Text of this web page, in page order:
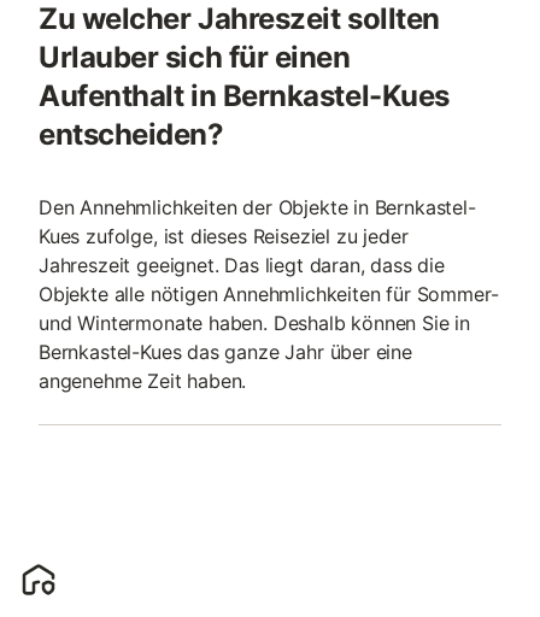
Zu welcher Jahreszeit sollten
Urlauber sich für einen
Aufenthalt in Bernkastel-Kues
entscheiden?
Den Annehmlichkeiten der Objekte in Bernkastel-
Kues zufolge, ist dieses Reiseziel zu jeder
Jahreszeit geeignet. Das liegt daran, dass die
Objekte alle nötigen Annehmlichkeiten für Sommer-
und Wintermonate haben. Deshalb können Sie in
Bernkastel-Kues das ganze Jahr über eine
angenehme Zeit haben.